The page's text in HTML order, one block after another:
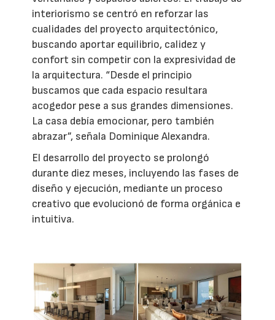
interiorismo se centró en reforzar las
cualidades del proyecto arquitectónico,
buscando aportar equilibrio, calidez y
confort sin competir con la expresividad de
la arquitectura. “Desde el principio
buscamos que cada espacio resultara
acogedor pese a sus grandes dimensiones.
La casa debía emocionar, pero también
abrazar”, señala Dominique Alexandra.
El desarrollo del proyecto se prolongó
durante diez meses, incluyendo las fases de
diseño y ejecución, mediante un proceso
creativo que evolucionó de forma orgánica e
intuitiva.